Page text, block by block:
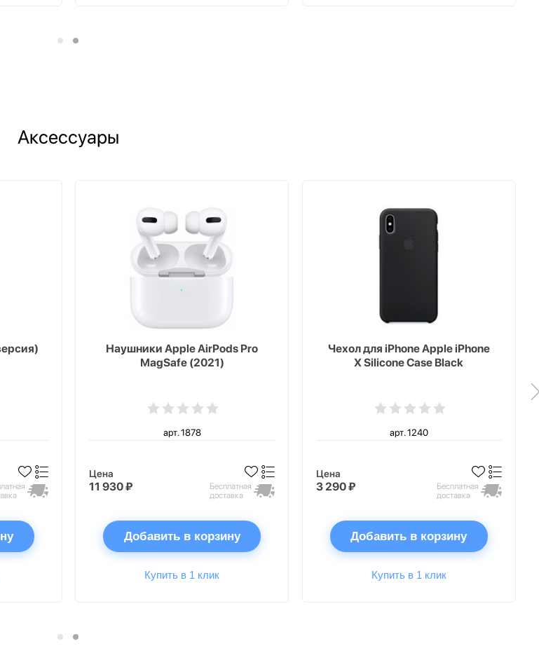
Аксессуары
Наушники Apple AirPods Pro
MagSafe (2021)
арт. 1878
Цена
11 930 ₽
Бесплатная
доставка
Добавить в корзину
Купить в 1 клик
Чехол для iPhone Apple iPhone
X Silicone Case Black
арт. 1240
Цена
3 290 ₽
Бесплатная
доставка
Добавить в корзину
Купить в 1 клик